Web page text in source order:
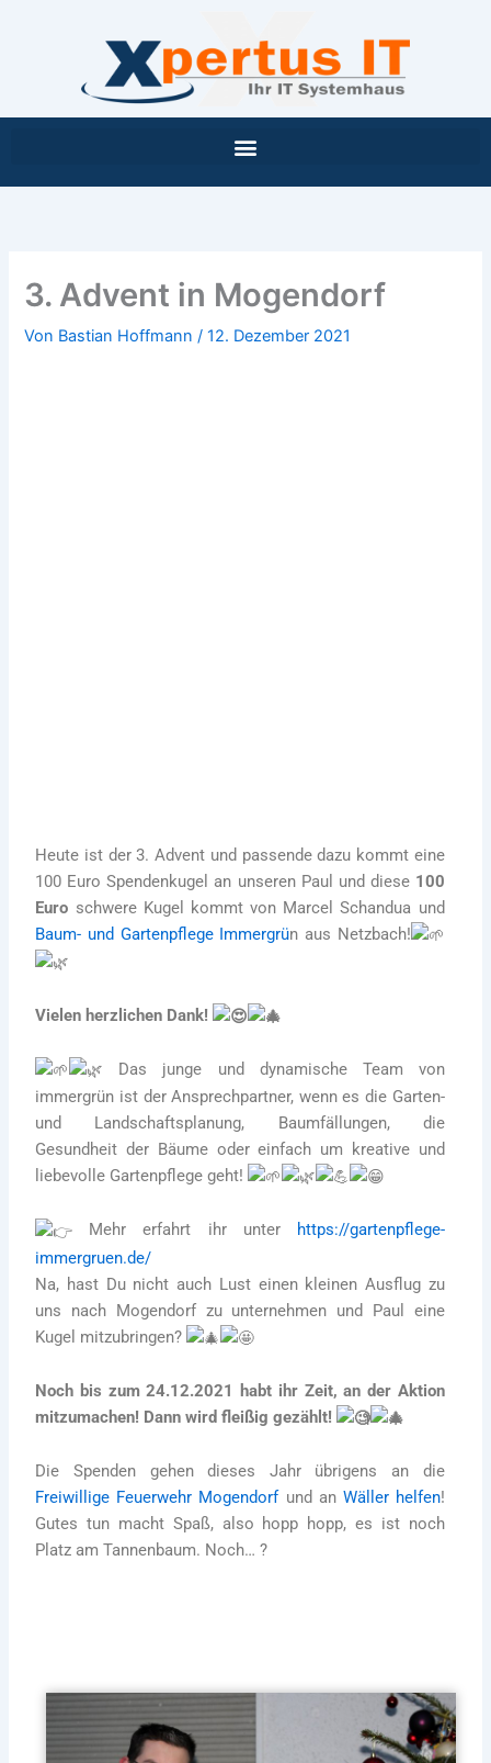
3. Advent in Mogendorf
Von Bastian Hoffmann/12. Dezember 2021
Heute ist der 3. Advent und passende dazu kommt eine
100 Euro Spendenkugel an unseren Paul und diese 100
Euro schwere Kugel kommt von Marcel Schandua und
Baum- und Gartenpflege Immergrün aus Netzbach!
Vielen herzlichen Dank!
Das junge und dynamische Team von
immergrün ist der Ansprechpartner, wenn es die Garten-
und Landschaftsplanung, Baumfällungen, die
Gesundheit der Bäume oder einfach um kreative und
liebevolle Gartenpflege geht!
Mehr erfahrt ihr unter
https://gartenpflege-
immergruen.de/
Na, hast Du nicht auch Lust einen kleinen Ausflug zu
uns nach Mogendorf zu unternehmen und Paul eine
Kugel mitzubringen?
Noch bis zum 24.12.2021 habt ihr Zeit, an der Aktion
mitzumachen! Dann wird fleißig gezählt!
Die Spenden gehen dieses Jahr übrigens an die
Freiwillige Feuerwehr Mogendorfund an Wäller helfen!
Gutes tun macht Spaß, also hopp hopp, es ist noch
Platz am Tannenbaum. Noch… ?